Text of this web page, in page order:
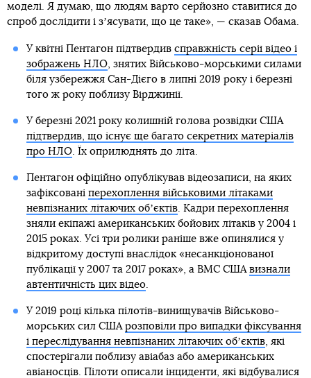
моделі. Я думаю, що людям варто серйозно ставитися до
спроб дослідити і зʼясувати, що це таке», — сказав Обама.
У квітні Пентагон підтвердив справжність серії відео і
зображень НЛО, знятих Військово-морськими силами
біля узбережжя Сан-Дієго в липні 2019 року і березні
того ж року поблизу Вірджинії.
У березні 2021 року колишній голова розвідки США
підтвердив, що існує ще багато секретних матеріалів
про НЛО. Їх оприлюднять до літа.
Пентагон офіційно опублікував відеозаписи, на яких
зафіксовані перехоплення військовими літаками
невпізнаних літаючих обʼєктів. Кадри перехоплення
зняли екіпажі американських бойових літаків у 2004 і
2015 роках. Усі три ролики раніше вже опинялися у
відкритому доступі внаслідок «несанкціонованої
публікації у 2007 та 2017 роках», а ВМС США визнали
автентичність цих відео.
У 2019 році кілька пілотів-винищувачів Військово-
морських сил США розповіли про випадки фіксування
і переслідування невпізнаних літаючих обʼєктів, які
спостерігали поблизу авіабаз або американських
авіаносців. Пілоти описали інциденти, які відбувалися